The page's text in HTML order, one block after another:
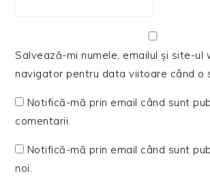
Salvează-mi numele, emailul și site-ul
navigator pentru data viitoare când o
Notifică-mă prin email când sunt
comentarii.
Notifică-mă prin email când sunt
noi.